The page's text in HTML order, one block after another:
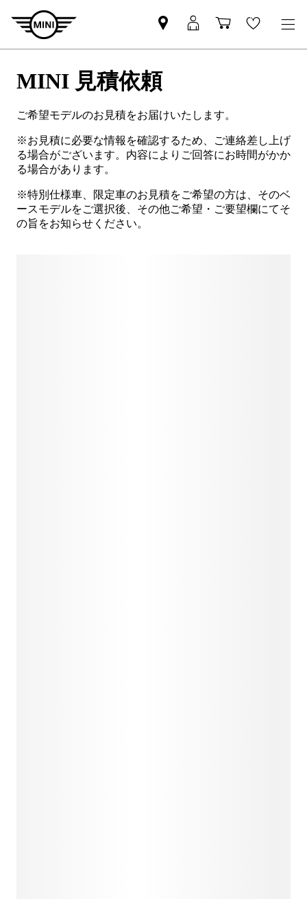
MINI 見積依頼
ご希望モデルのお見積をお届けいたします。
※お見積に必要な情報を確認するため、ご連絡差し上げ
る場合がございます。内容によりご回答にお時間がかか
る場合があります。
※特別仕様車、限定車のお見積をご希望の方は、そのベ
ースモデルをご選択後、その他ご希望・ご要望欄にてそ
の旨をお知らせください。